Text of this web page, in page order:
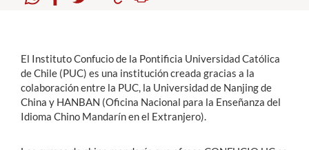
Pregrado
Postgrado
El Instituto Confucio de la Pontificia Universidad Católica
de Chile (PUC) es una institución creada gracias a la
colaboración entre la PUC, la Universidad de Nanjing de
China y HANBAN (Oficina Nacional para la Enseñanza del
Idioma Chino Mandarín en el Extranjero).